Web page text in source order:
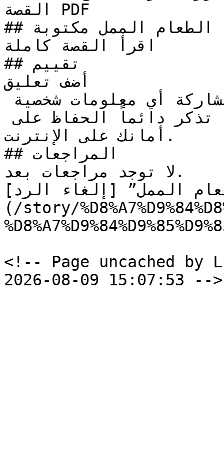
القصة PDF
## قراءة قصة الطعام الممل مكتوبة
اقرأ القصة كاملة
## تقييم
أضف تعليق
كالعناوين أو أرقام الهواتف. تذكر دائماً الحفاظ على
أمانك على الإنترنت.
## المراجعات
لا توجد مراجعات بعد.
الممل” [إلغاء الرد]
(/story/
<!-- Page uncached by
2026-08-09 15:07:53 -->